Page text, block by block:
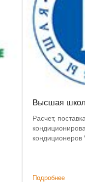
Высшая
Расчет,
кондиционеров
Подробнее